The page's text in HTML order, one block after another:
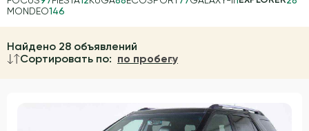
MONDEO146
Найдено 28 объявлений
Сортировать по: по пробегу